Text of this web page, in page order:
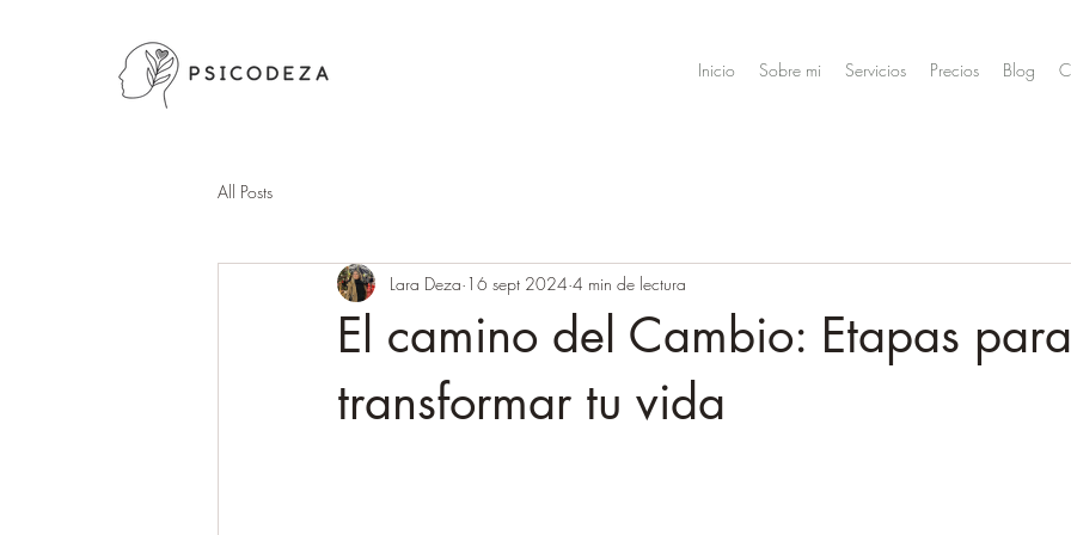
Inicio Sobre mi Servicios Precios Blog
All Posts
El camino del Cambio: Etapas para
transformar tu vida
Lara Deza 16 sept 2024 4 min de lectura